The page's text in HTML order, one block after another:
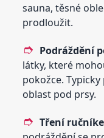
sauna, těsné
prodloužit.
Podráždění
látky, které
pokožce.
oblast pod prsy.
Tření